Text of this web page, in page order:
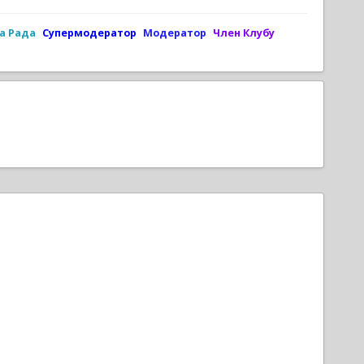
Рада Супермодератор Модератор Член Клубу